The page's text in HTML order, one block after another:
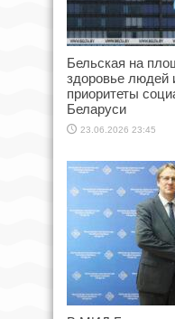
Бельская на
здоровье людей
приоритеты
Беларуси
23.06.2026 23:45